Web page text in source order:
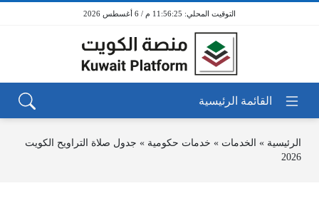
11:56:25 م / 6 أغسطس 2026
الرئيسية » الخدمات » خدمات حكومية » جدول صلاة التراويح الكويت
2026